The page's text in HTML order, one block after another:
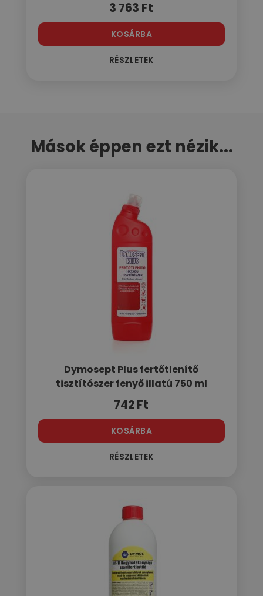
3 763 Ft
KOSÁRBA
RÉSZLETEK
Mások éppen ezt nézik...
Dymosept Plus fertőtlenítő
tisztítószer fenyő illatú 750 ml
742Ft
KOSÁRBA
RÉSZLETEK